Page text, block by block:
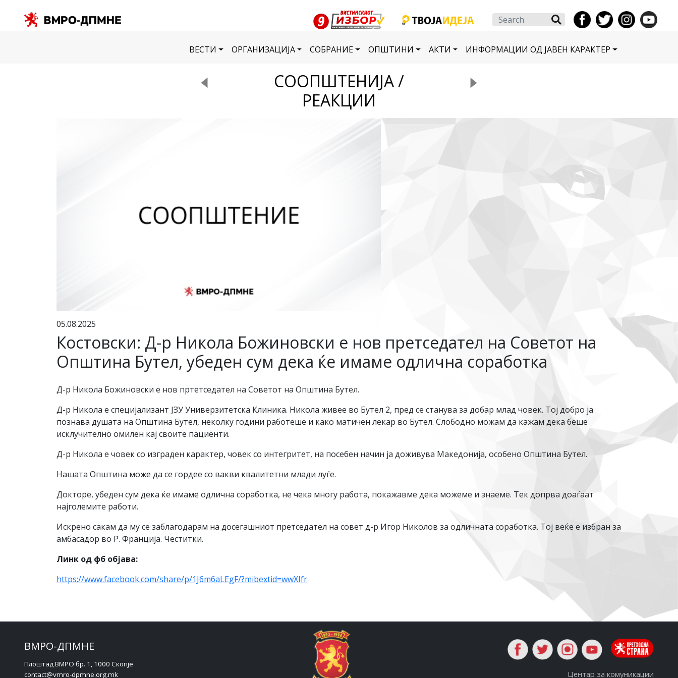
Search
ВЕСТИ ОРГАНИЗАЦИЈА СОБРАНИЕ ОПШТИНИ АКТИ ИНФОРМАЦИИ ОД ЈАВЕН КАРАКТЕР
СООПШТЕНИЈА /
РЕАКЦИИ
05.08.2025
Костовски: Д-р Никола Божиновски е нов претседател на Советот на
Општина Бутел, убеден сум дека ќе имаме одлична соработка
Д-р Никола Божиновски е нов пртетседател на Советот на Општина Бутел.
Д-р Никола е специјализант ЈЗУ Универзитетска Клиника. Никола живее во Бутел 2, пред се станува за добар млад човек. Тој добро ја
познава душата на Општина Бутел, неколку години работеше и како матичен лекар во Бутел. Слободно можам да кажам дека беше
исклучително омилен кај своите пациенти.
Д-р Никола е човек со изграден карактер, човек со интегритет, на посебен начин ја доживува Македонија, особено Општина Бутел.
Нашата Општина може да се гордее со вакви квалитетни млади луѓе.
Докторе, убеден сум дека ќе имаме одлична соработка, не чека многу работа, покажавме дека можеме и знаеме. Тек допрва доаѓаат
најголемите работи.
Искрено сакам да му се заблагодарам на досегашниот претседател на совет д-р Игор Николов за одличната соработка. Тој веќе е избран за
амбасадор во Р. Франција. Честитки.
Линк од фб објава:
https://www.facebook.com/share/p/1J6m6aLEgF/?mibextid=wwXIfr
ВМРО-ДПМНЕ
Плоштад ВМРО бр. 1, 1000 Скопје
contact@vmro-dpmne.org.mk
Центар за комуникации